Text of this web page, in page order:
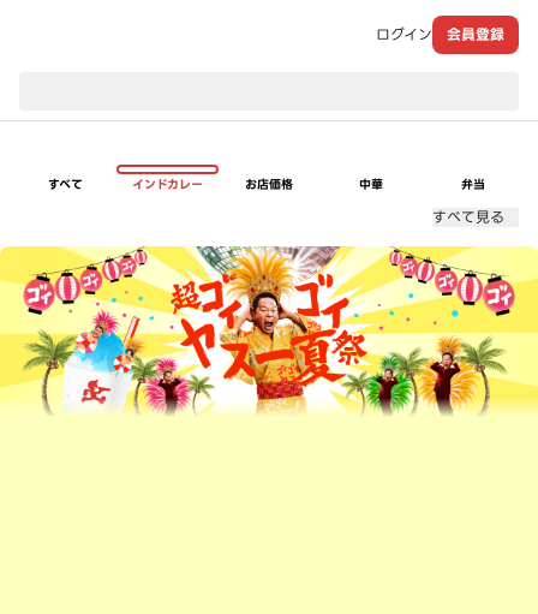
ログイン 会員登録
すべて インドカレー お店価格 中華 弁当
すべて見る
超ゴイゴイヤスー夏祭